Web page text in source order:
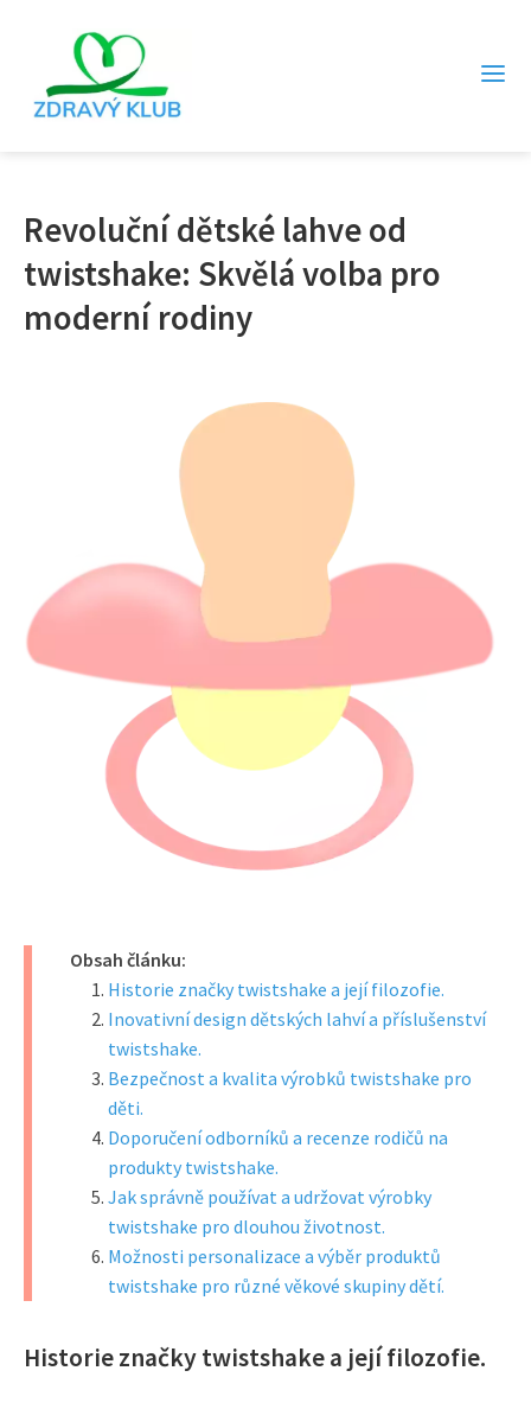
Revoluční dětské lahve od
twistshake: Skvělá volba pro
moderní rodiny
Obsah článku:
Historie značky twistshake a její filozofie.
Inovativní design dětských lahví a příslušenství
twistshake.
Bezpečnost a kvalita výrobků twistshake pro
děti.
Doporučení odborníků a recenze rodičů na
produkty twistshake.
Jak správně používat a udržovat výrobky
twistshake pro dlouhou životnost.
Možnosti personalizace a výběr produktů
twistshake pro různé věkové skupiny dětí.
Historie značky twistshake a její filozofie.